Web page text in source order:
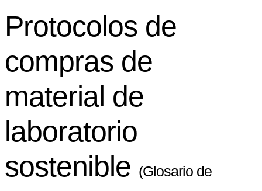
Protocolos de
compras de
material de
laboratorio
sostenible (Glosario de